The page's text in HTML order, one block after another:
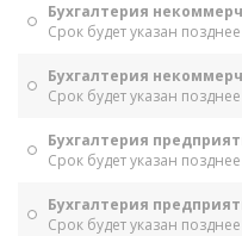
Бухгалтерия
Срок будет указан позднее
Бухгалтерия
Срок будет указан позднее
Бухгалтерия
Срок будет указан позднее
Бухгалтерия
Срок будет указан позднее